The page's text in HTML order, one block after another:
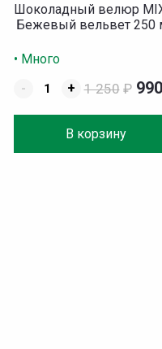
Шоколадный велюр
Бежевый вельвет 250
• Много
-
+
В корзину
1 250 ₽ 990